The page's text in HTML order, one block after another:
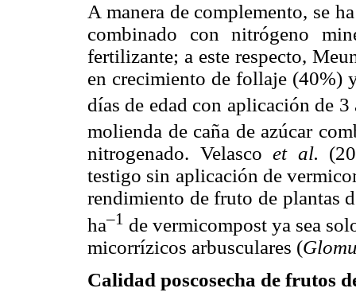
A manera de complemento, se
combinado con nitrógeno
fertilizante; a este respecto,
en crecimiento de follaje (40%)
días de edad con aplicación de 3
molienda de caña de azúcar
nitrogenado. Velasco et al.
testigo sin aplicación de
rendimiento de fruto de plantas
ha–1 de vermicompost ya sea
micorrízicos arbusculares (
Calidad poscosecha de frutos